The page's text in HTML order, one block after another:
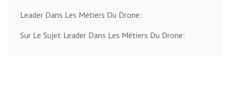
Leader Dans Les Métiers Du Drone:
Sur Le Sujet Leader Dans Les Métiers Du Drone: